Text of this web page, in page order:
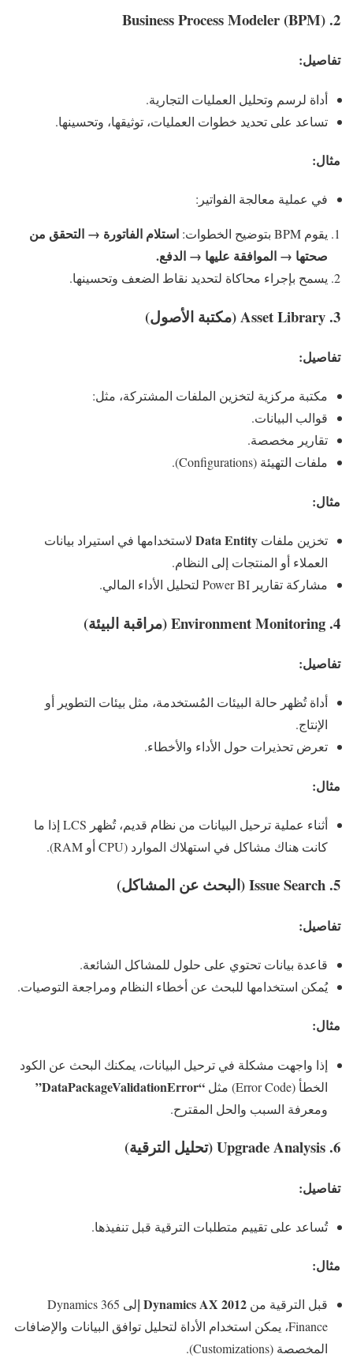
2.
Business Process Modeler (BPM)
تفاصيل:
أداة لرسم وتحليل العمليات التجارية.
تساعد على تحديد خطوات العمليات، توثيقها، وتحسينها.
مثال:
في عملية معالجة الفواتير:
يقوم BPM بتوضيح الخطوات:
استلام الفاتورة → التحقق من
صحتها → الموافقة عليها → الدفع.
يسمح بإجراء محاكاة لتحديد نقاط الضعف وتحسينها.
3. Asset Library (مكتبة الأصول)
تفاصيل:
مكتبة مركزية لتخزين الملفات المشتركة، مثل:
قوالب البيانات.
تقارير مخصصة.
ملفات التهيئة (Configurations).
مثال:
تخزين ملفات Data Entity لاستخدامها في استيراد بيانات
العملاء أو المنتجات إلى النظام.
مشاركة تقارير Power BI لتحليل الأداء المالي.
4. Environment Monitoring (مراقبة البيئة)
تفاصيل:
أداة تُظهر حالة البيئات المُستخدمة، مثل بيئات التطوير أو
الإنتاج.
تعرض تحذيرات حول الأداء والأخطاء.
مثال:
أثناء عملية ترحيل البيانات من نظام قديم، تُظهر LCS إذا ما
كانت هناك مشاكل في استهلاك الموارد (CPU أو RAM).
5. Issue Search (البحث عن المشاكل)
تفاصيل:
قاعدة بيانات تحتوي على حلول للمشاكل الشائعة.
يُمكن استخدامها للبحث عن أخطاء النظام ومراجعة التوصيات.
مثال:
إذا واجهت مشكلة في ترحيل البيانات، يمكنك البحث عن الكود
الخطأ (Error Code) مثل
“DataPackageValidationError”
ومعرفة السبب والحل المقترح.
6. Upgrade Analysis (تحليل الترقية)
تفاصيل:
تُساعد على تقييم متطلبات الترقية قبل تنفيذها.
مثال:
قبل الترقية من Dynamics AX 2012
إلى Dynamics 365
Finance، يمكن استخدام الأداة لتحليل توافق البيانات والإضافات
المخصصة (Customizations).